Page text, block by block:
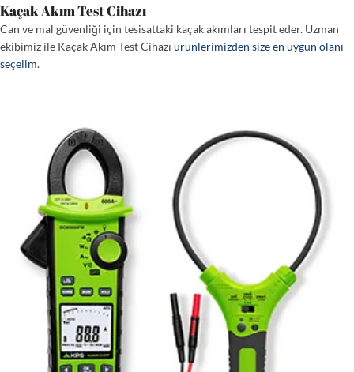
Kaçak Akım Test Cihazı
Can ve mal güvenliği için tesisattaki kaçak akımları tespit eder. Uzman
ekibimiz ile Kaçak Akım Test Cihazı ürünlerimizden size en uygun olanı
seçelim.